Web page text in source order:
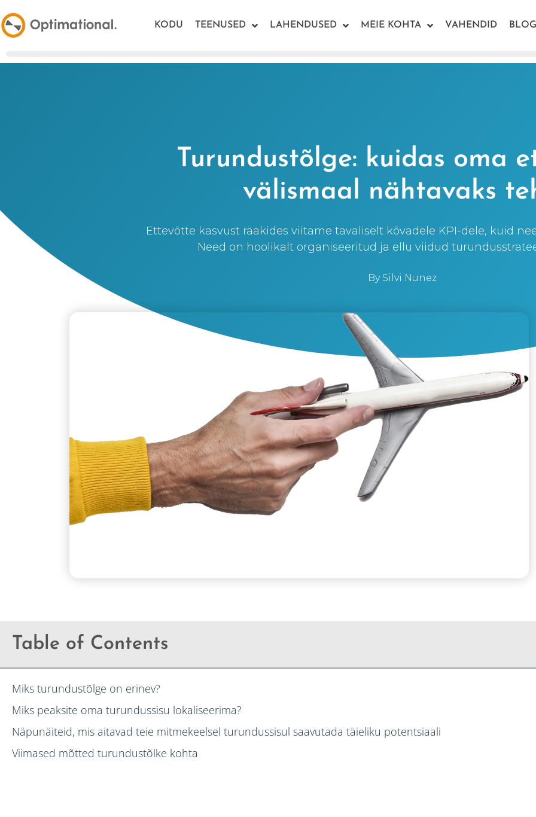
KODU TEENUSED LAHENDUSED MEIE KOHTA VAHENDID
Turundustõlge: kuidas oma
välismaal nähtavaks
Ettevõtte kasvust rääkides viitame tavaliselt kõvadele KPI-dele, kuid
Need on hoolikalt organiseeritud ja ellu viidud
BySilvi Nunez
Table of Contents
Miks turundustõlge on erinev?
Miks peaksite oma turundussisu lokaliseerima?
Näpunäiteid, mis aitavad teie mitmekeelsel turundussisul saavutada täieliku potentsiaali
Viimased mõtted turundustõlke kohta